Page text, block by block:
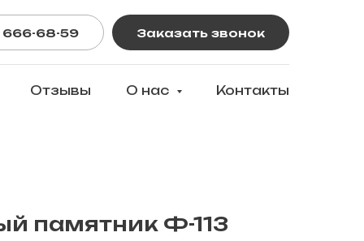
666-68-59 Заказать звонок
Отзывы О нас Контакты
памятник Ф-113